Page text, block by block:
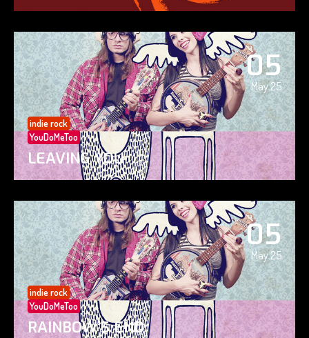
05
May 25
indie rock
YouDoMeToo
LEAVING YOU
05
May 25
indie rock
YouDoMeToo
RAINBOW’S END